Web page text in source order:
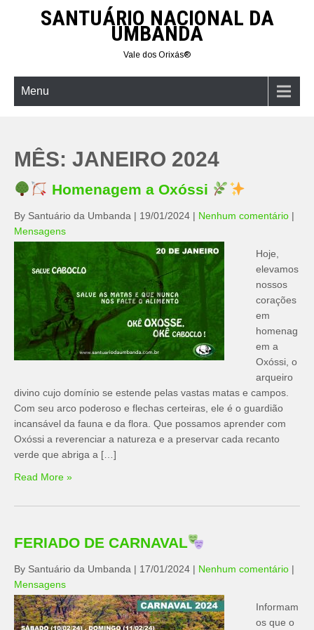
SANTUÁRIO NACIONAL DA
UMBANDA
Vale dos Orixás®
Menu
MÊS: JANEIRO 2024
Homenagem a Oxóssi
By Santuário da Umbanda | 19/01/2024 | Nenhum comentário |
Mensagens
Hoje,
elevamos
nossos
corações
em
homenag
em a
Oxóssi, o
arqueiro
divino cujo domínio se estende pelas vastas matas e campos.
Com seu arco poderoso e flechas certeiras, ele é o guardião
incansável da fauna e da flora. Que possamos aprender com
Oxóssi a reverenciar a natureza e a preservar cada recanto
verde que abriga a […]
Read More »
FERIADO DE CARNAVAL
By Santuário da Umbanda | 17/01/2024 | Nenhum comentário |
Mensagens
Informam
os que o